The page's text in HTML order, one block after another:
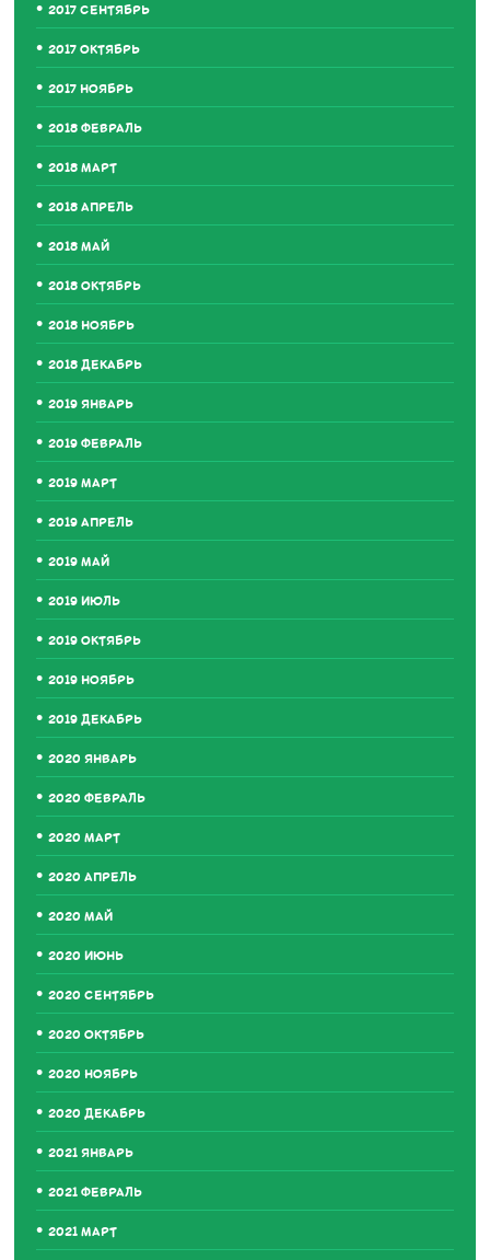
2017 СЕНТЯБРЬ
2017 ОКТЯБРЬ
2017 НОЯБРЬ
2018 ФЕВРАЛЬ
2018 МАРТ
2018 АПРЕЛЬ
2018 МАЙ
2018 ОКТЯБРЬ
2018 НОЯБРЬ
2018 ДЕКАБРЬ
2019 ЯНВАРЬ
2019 ФЕВРАЛЬ
2019 МАРТ
2019 АПРЕЛЬ
2019 МАЙ
2019 ИЮЛЬ
2019 ОКТЯБРЬ
2019 НОЯБРЬ
2019 ДЕКАБРЬ
2020 ЯНВАРЬ
2020 ФЕВРАЛЬ
2020 МАРТ
2020 АПРЕЛЬ
2020 МАЙ
2020 ИЮНЬ
2020 СЕНТЯБРЬ
2020 ОКТЯБРЬ
2020 НОЯБРЬ
2020 ДЕКАБРЬ
2021 ЯНВАРЬ
2021 ФЕВРАЛЬ
2021 МАРТ